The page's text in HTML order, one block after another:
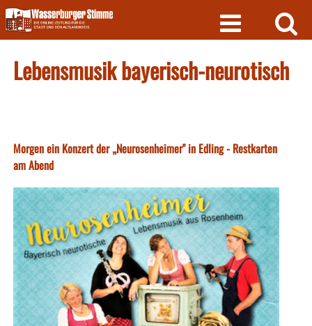
Skip
to
content
Lebensmusik bayerisch-neurotisch
Morgen ein Konzert der „Neurosenheimer" in Edling - Restkarten
am Abend